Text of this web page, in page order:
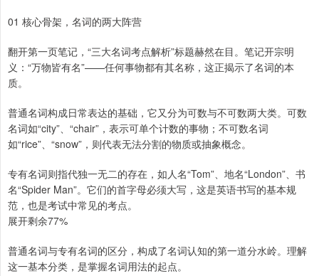
01 核心骨架，名词的两大阵营
翻开第一页笔记，“三大名词考点解析”标题赫然在目。笔记开宗明
义：“万物皆有名”——任何事物都有其名称，这正揭示了名词的本
质。
普通名词构成日常表达的基础，它又分为可数与不可数两大类。可数
名词如“city”、“chair”，表示可单个计数的事物；不可数名词
如“rice”、“snow”，则代表无法分割的物质或抽象概念。
专有名词则指代独一无二的存在，如人名“Tom”、地名“London”、书
名“Spider Man”。它们的首字母必须大写，这是英语书写的基本规
范，也是考试中常见的考点。
展开剩余77%
普通名词与专有名词的区分，构成了名词认知的第一道分水岭。理解
这一基本分类，是掌握名词用法的起点。